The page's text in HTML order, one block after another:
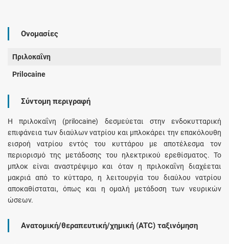
Ονομασίες
Πριλοκαΐνη
Prilocaine
Σύντομη περιγραφή
Η πριλοκαΐνη (prilocaine) δεσμεύεται στην ενδοκυτταρική
επιφάνεια των διαύλων νατρίου και μπλοκάρει την επακόλουθη
εισροή νατρίου εντός του κυττάρου με αποτέλεσμα τον
περιορισμό της μετάδοσης του ηλεκτρικού ερεθίσματος. Το
μπλοκ είναι αναστρέψιμο και όταν η πριλοκαΐνη διαχέεται
μακριά από το κύτταρο, η λειτουργία του διαύλου νατρίου
αποκαθίσταται, όπως και η ομαλή μετάδοση των νευρικών
ώσεων.
Ανατομική/θεραπευτική/χημική (ATC) ταξινόμηση